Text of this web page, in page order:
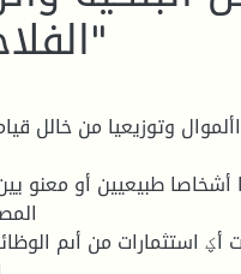
الفلاحة والتنمية الريفية وكالة عين الملح"
أشخاصا طبيعيين أو معنو
أؼ استثمارات من أىم